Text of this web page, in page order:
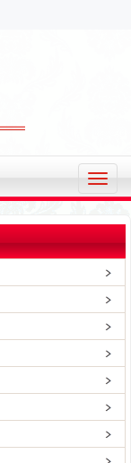
T
o
g
l
v
a
t